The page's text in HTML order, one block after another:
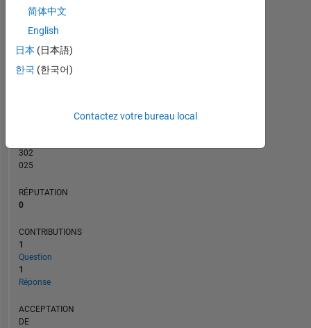
302
025
RÉPUTATION
0
CONTRIBUTIONS
1
Question
1
Réponse
ACCEPTATION
DE
简体中文
English
日本 (日本語)
한국 (한국어)
Contactez votre bureau local